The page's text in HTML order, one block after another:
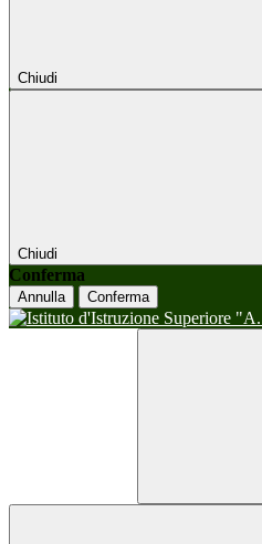
Chiudi
Chiudi
Conferma
Annulla Conferma